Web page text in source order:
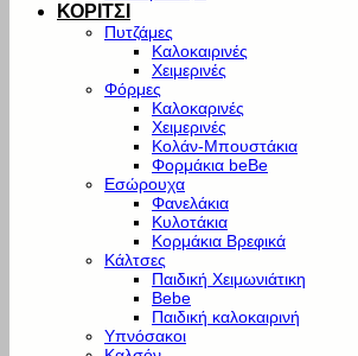
ΚΟΡΙΤΣΙ
Πυτζάμες
Καλοκαιρινές
Χειμερινές
Φόρμες
Καλοκαρινές
Χειμερινές
Κολάν-Μπουστάκια
Φορμάκια beBe
Εσώρουχα
Φανελάκια
Κυλοτάκια
Κορμάκια Βρεφικά
Κάλτσες
Παιδική Χειμωνιάτικη
Bebe
Παιδική καλοκαιρινή
Υπνόσακοι